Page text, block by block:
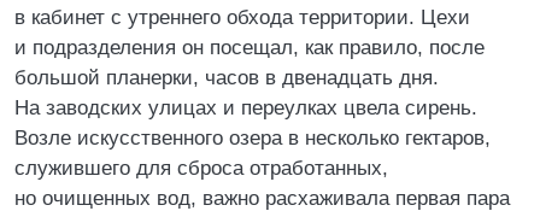
в кабинет с утреннего обхода территории. Цехи
и подразделения он посещал, как правило, после
большой планерки, часов в двенадцать дня.
На заводских улицах и переулках цвела сирень.
Возле искусственного озера в несколько гектаров,
служившего для сброса отработанных,
но очищенных вод, важно расхаживала первая пара